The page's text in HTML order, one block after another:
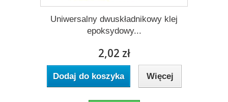
Uniwersalny dwuskładnikowy klej
epoksydowy...
2,02 zł
Dodaj do koszyka Więcej